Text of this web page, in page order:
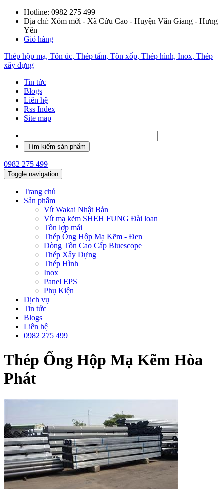
Hotline: 0982 275 499
Địa chỉ: Xóm mới - Xã Cửu Cao - Huyện Văn Giang - Hưng
Yên
Giỏ hàng
Thép hộp mạ, Tôn úc, Thép tấm, Tôn xốp, Thép hình, Inox, Thép
xây dựng
Tin tức
Blogs
Liên hệ
Rss Index
Site map
0982 275 499
Toggle navigation
Trang chủ
Sản phẩm
Vít Wakai Nhật Bản
Vít mạ kẽm SHEH FUNG Đài loan
Tôn lợp mái
Thép Ống Hộp Mạ Kẽm - Đen
Dòng Tôn Cao Cấp Bluescope
Thép Xây Dựng
Thép Hình
Inox
Panel EPS
Phụ Kiện
Dịch vụ
Tin tức
Blogs
Liên hệ
0982 275 499
Thép Ống Hộp Mạ Kẽm Hòa
Phát